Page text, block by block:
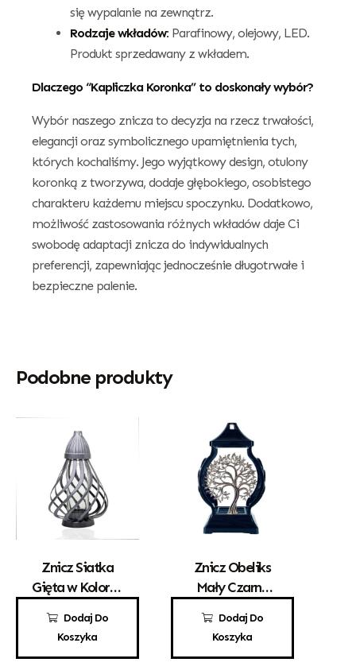
się wypalanie na zewnątrz.
Rodzaje wkładów: Parafinowy, olejowy, LED.
Produkt sprzedawany z wkładem.
Dlaczego “Kapliczka Koronka” to doskonały wybór?
Wybór naszego znicza to decyzja na rzecz trwałości,
elegancji oraz symbolicznego upamiętnienia tych,
których kochaliśmy. Jego wyjątkowy design, otulony
koronką z tworzywa, dodaje głębokiego, osobistego
charakteru każdemu miejscu spoczynku. Dodatkowo,
możliwość zastosowania różnych wkładów daje Ci
swobodę adaptacji znicza do indywidualnych
preferencji, zapewniając jednocześnie długotrwałe i
bezpieczne palenie.
Podobne produkty
Dodaj Do
Koszyka
Znicz Siatka
Gięta w Kolorze
49,00 zł
Dodaj Do
Koszyka
Znicz Obeliks
Mały Czarny
72,00 zł